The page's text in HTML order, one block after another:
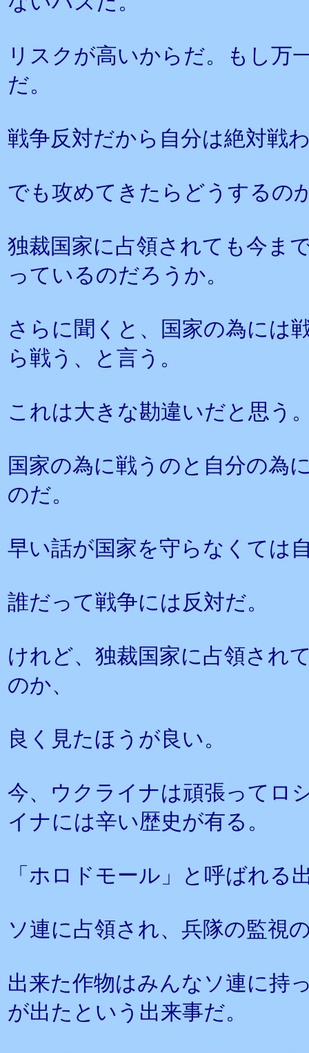
リスクが高いからだ。もし万
だ。
戦争反対だから自分は絶対戦
でも攻めてきたらどうするの
独裁国家に占領されても今ま
っているのだろうか。
さらに聞くと、国家の為には
ら戦う、と言う。
これは大きな勘違いだと思う
国家の為に戦うのと自分の為
のだ。
早い話が国家を守らなくては
誰だって戦争には反対だ。
けれど、独裁国家に占領され
のか、
良く見たほうが良い。
今、ウクライナは頑張ってロ
イナには辛い歴史が有る。
「ホロドモール」と呼ばれる
ソ連に占領され、兵隊の監視
出来た作物はみんなソ連に持
が出たという出来事だ。